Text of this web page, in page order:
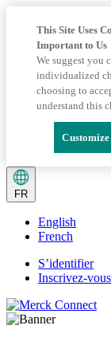
Current
language:
FR.
language
selection
FR
English
French
S’identifier
Inscrivez-vous
This Site Uses
Important to Us
We suggest you
individualized
choosing to
understand this